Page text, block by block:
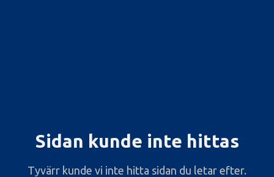
Sidan kunde inte hittas
Tyvärr kunde vi inte hitta sidan du letar efter.